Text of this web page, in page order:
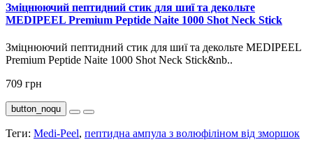
Зміцнюючий пептидний стик для шиї та декольте
MEDIPEEL Premium Peptide Naite 1000 Shot Neck Stick
Зміцнюючий пептидний стик для шиї та декольте MEDIPEEL
Premium Peptide Naite 1000 Shot Neck Stick&nb..
709 грн
button_noqu
Теги: Medi-Peel, пептидна ампула з волюфіліном від зморшок